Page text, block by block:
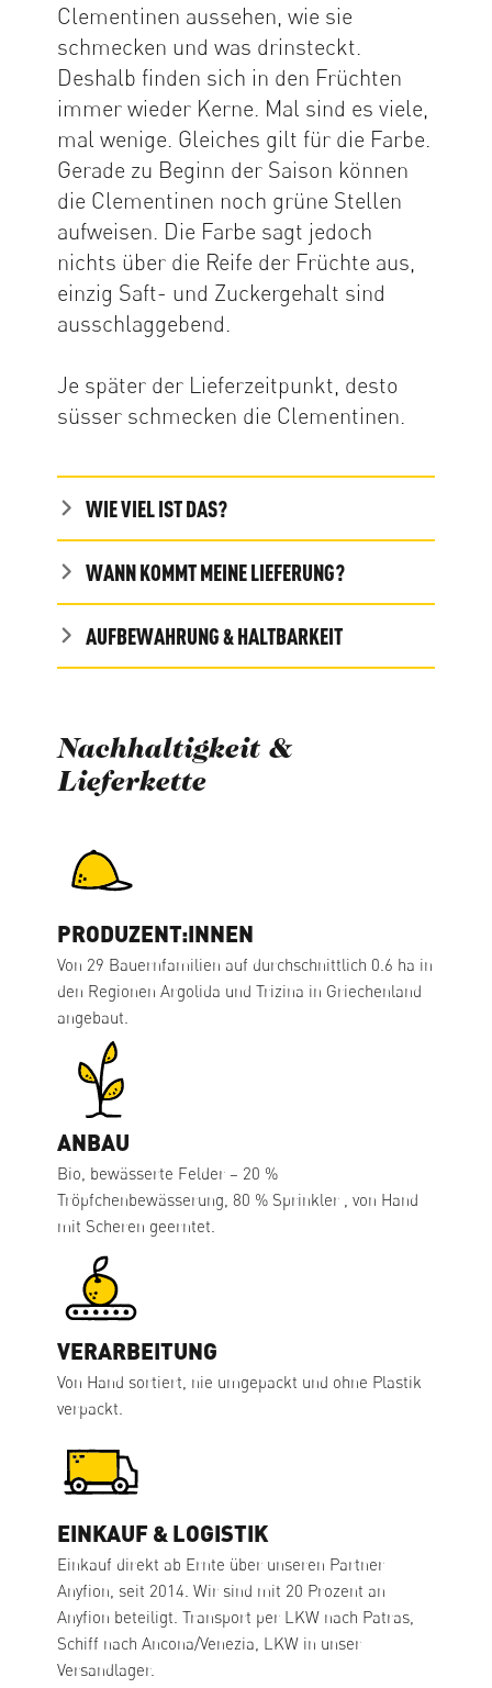
Clementinen aussehen, wie sie
schmecken und was drinsteckt.
Deshalb finden sich in den Früchten
immer wieder Kerne. Mal sind es viele,
mal wenige. Gleiches gilt für die Farbe.
Gerade zu Beginn der Saison können
die Clementinen noch grüne Stellen
aufweisen. Die Farbe sagt jedoch
nichts über die Reife der Früchte aus,
einzig Saft- und Zuckergehalt sind
ausschlaggebend.
Je später der Lieferzeitpunkt, desto
süsser schmecken die Clementinen.
WIE VIEL IST DAS?
WANN KOMMT MEINE LIEFERUNG?
AUFBEWAHRUNG & HALTBARKEIT
Nachhaltigkeit &
Lieferkette
PRODUZENT:INNEN
Von 29 Bauernfamilien auf durchschnittlich 0.6 ha in
den Regionen Argolida und Trizina in Griechenland
angebaut.
ANBAU
Bio, bewässerte Felder – 20 %
Tröpfchenbewässerung, 80 % Sprinkler , von Hand
mit Scheren geerntet.
VERARBEITUNG
Von Hand sortiert, nie umgepackt und ohne Plastik
verpackt.
EINKAUF & LOGISTIK
Einkauf direkt ab Ernte über unseren Partner
Anyfion, seit 2014. Wir sind mit 20 Prozent an
Anyfion beteiligt. Transport per LKW nach Patras,
Schiff nach Ancona/Venezia, LKW in unser
Versandlager.